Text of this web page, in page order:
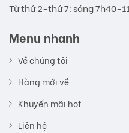
Từ thứ 2-thứ 7: sáng 7h40-
Menu nhanh
Về chúng tôi
Hàng mới về
Khuyến mãi hot
Liên hệ